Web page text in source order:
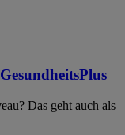
Das geht auch als